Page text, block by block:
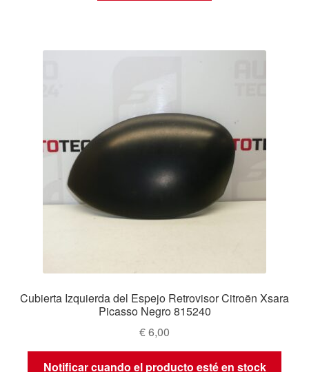
Cubierta Izquierda del Espejo Retrovisor Citroën Xsara
Picasso Negro 815240
€6,00
Notificar cuando el producto esté en stock